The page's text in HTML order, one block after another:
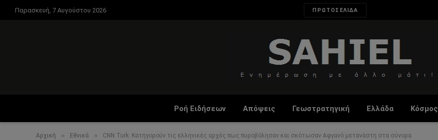
Παρασκευή, 7 Αυγούστου 2026 ΠΡΩΤΟΣΕΛΙΔΑ
Ροή Ειδήσεων Απόψεις Γεωστρατηγική Ελλάδα Κόσμος
Αρχική » Εθνικά » CNN Turk: Κατηγορούν τις ελληνικές αρχές πως πυροβόλησαν και σκότωσαν Αφγανό μετανάστη στα σύνορα